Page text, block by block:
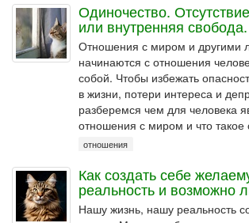
Одиночество.
или внутренняя свобода.
Отношения с миром и другими
начинаются с отношения
собой. Чтобы избежать
в жизни, потери интереса и
разберемся чем для человека
отношения с миром и что такое
отношения
Как создать себе
реальность и возможно
Нашу жизнь, нашу реальность